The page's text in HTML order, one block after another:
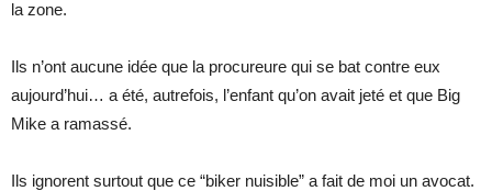
la zone.
Ils n’ont aucune idée que la procureure qui se bat contre eux
aujourd’hui… a été, autrefois, l’enfant qu’on avait jeté et que Big
Mike a ramassé.
Ils ignorent surtout que ce “biker nuisible” a fait de moi un avocat.